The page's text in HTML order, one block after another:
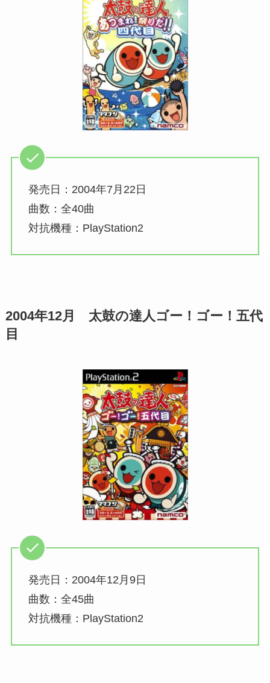
発売日：2004年7月22日
曲数：全40曲
対抗機種：PlayStation2
2004年12月 太鼓の達人ゴー！ゴー！五代
目
発売日：2004年12月9日
曲数：全45曲
対抗機種：PlayStation2